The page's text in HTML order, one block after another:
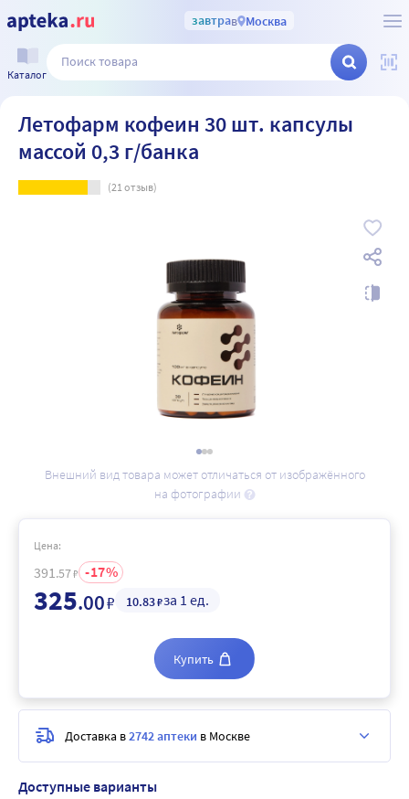
завтрав Москва
Каталог
Летофарм кофеин 30 шт. капсулы
массой 0,3 г/банка
(21отзыв)
Внешний вид товара может отличаться от изображённого
на фотографии
Доступные варианты
Цена:
391 .57₽ 17
325.00₽ 10.83₽за 1 ед.
Купить
Доставка в2742 аптеки в Москве